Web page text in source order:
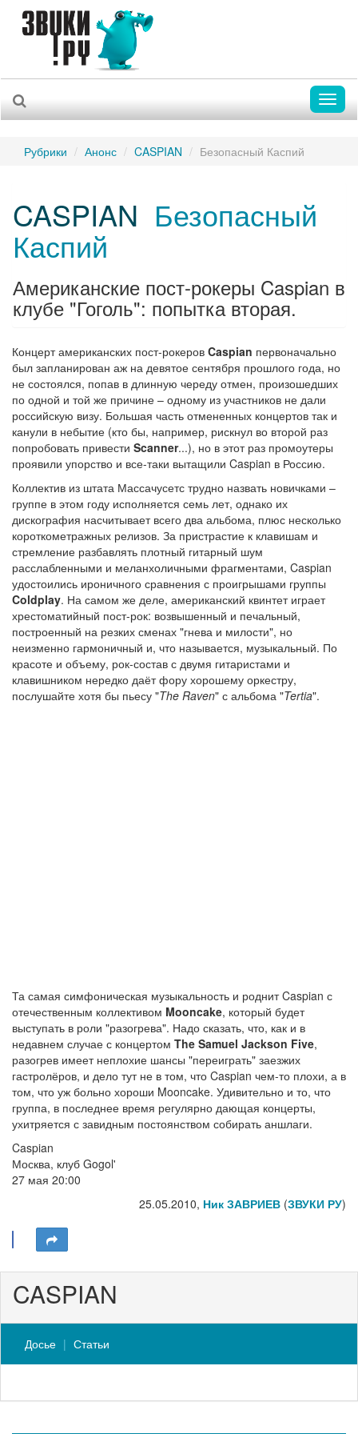
Рубрики Анонс CASPIAN Безопасный Каспий
CASPIAN Безопасный
Каспий
Американские пост-рокеры Caspian в
клубе "Гоголь": попытка вторая.
Концерт американских пост-рокеров Caspian первоначально
был запланирован аж на девятое сентября прошлого года, но
не состоялся, попав в длинную череду отмен, произошедших
по одной и той же причине – одному из участников не дали
российскую визу. Большая часть отмененных концертов так и
канули в небытие (кто бы, например, рискнул во второй раз
попробовать привести Scanner...), но в этот раз промоутеры
проявили упорство и все-таки вытащили Caspian в Россию.
Коллектив из штата Массачусетс трудно назвать новичками –
группе в этом году исполняется семь лет, однако их
дискография насчитывает всего два альбома, плюс несколько
короткометражных релизов. За пристрастие к клавишам и
стремление разбавлять плотный гитарный шум
расслабленными и меланхоличными фрагментами, Caspian
удостоились ироничного сравнения с проигрышами группы
Coldplay. На самом же деле, американский квинтет играет
хрестоматийный пост-рок: возвышенный и печальный,
построенный на резких сменах "гнева и милости", но
неизменно гармоничный и, что называется, музыкальный. По
красоте и объему, рок-состав с двумя гитаристами и
клавишником нередко даёт фору хорошему оркестру,
послушайте хотя бы пьесу "The Raven" с альбома "Tertia".
Та самая симфоническая музыкальность и роднит Caspian с
отечественным коллективом Mooncake, который будет
выступать в роли "разогрева". Надо сказать, что, как и в
недавнем случае с концертом The Samuel Jackson Five,
разогрев имеет неплохие шансы "переиграть" заезжих
гастролёров, и дело тут не в том, что Caspian чем-то плохи, а в
том, что уж больно хороши Mooncake. Удивительно и то, что
группа, в последнее время регулярно дающая концерты,
ухитряется с завидным постоянством собирать аншлаги.
Caspian
Москва, клуб Gogol'
27 мая 20:00
25.05.2010, Ник ЗАВРИЕВ (ЗВУКИ РУ)
CASPIAN
Досье Статьи